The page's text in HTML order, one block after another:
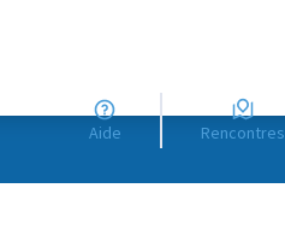
Aide Rencontres